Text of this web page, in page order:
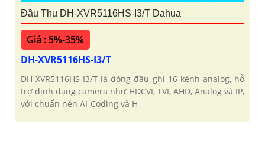
Đầu Thu DH-XVR5116HS-I3/T Dahua
Giá : 5%-35%
DH-XVR5116HS-I3/T
DH-XVR5116HS-I3/T là dòng đầu ghi 16 kênh analog, hỗ
trợ định dạng camera như HDCVI, TVI, AHD, Analog và IP,
với chuẩn nén AI-Coding và H